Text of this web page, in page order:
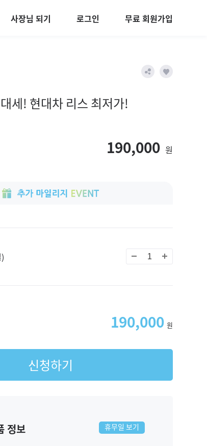
사장님 되기 로그인 무료 회원가입
세! 현대차 리스 최저가!
190,000 원
190,000 원
신청하기
정보 휴무일 보기